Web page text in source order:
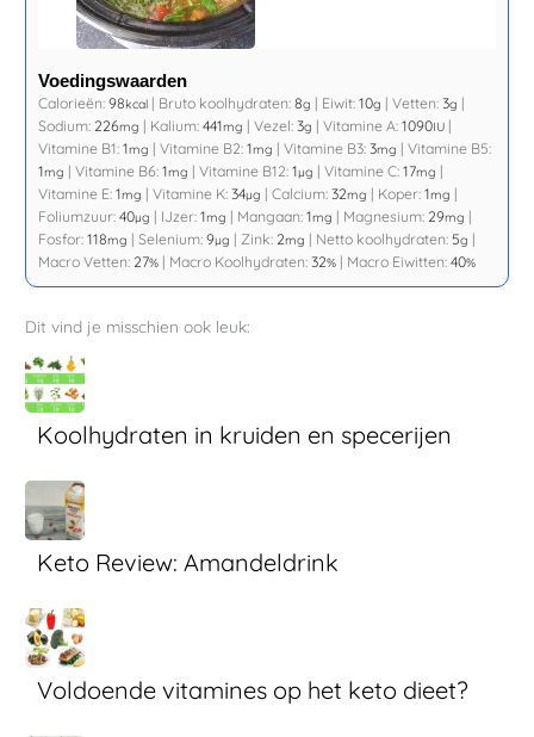
Voedingswaarden
Calorieën:98kcal | Bruto koolhydraten:8g | Eiwit:10g |Vetten:3g |
Sodium: 226mg | Kalium:441mg |Vezel:3g |Vitamine A:1090IU |
Vitamine B1:1mg |Vitamine B2:1mg |Vitamine B3:3mg |Vitamine B5:
1mg |Vitamine B6:1mg |Vitamine B12:1µg |Vitamine C:17mg |
Vitamine E:1mg |Vitamine K:34µg |Calcium:32mg | Koper:1mg |
Foliumzuur:40µg | IJzer:1mg | Mangaan:1mg | Magnesium: 29mg |
Fosfor:118mg |Selenium:9µg |Zink: 2mg | Netto koolhydraten: 5g |
Macro Vetten: 27% | Macro Koolhydraten:32% | Macro Eiwitten:40%
Dit vind je misschien ook leuk:
Koolhydraten in kruiden en specerijen
Keto Review: Amandeldrink
Voldoende vitamines op het keto dieet?